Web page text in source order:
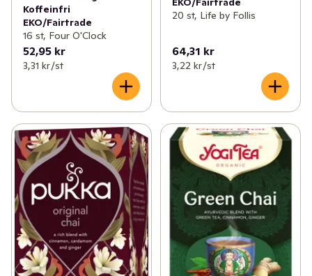
Koffeinfri
EKO/Fairtrade
16 st, Four O'Clock
52,95 kr
3,31 kr /st
20 st, Life by Follis
64,31 kr
3,22 kr /st